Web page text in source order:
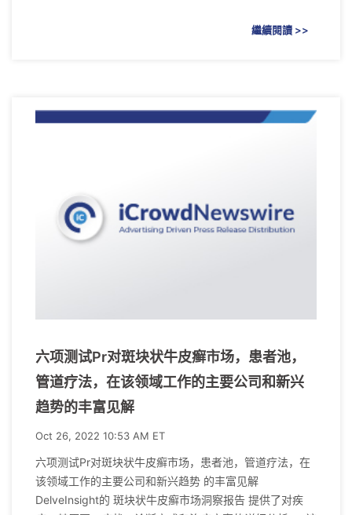
繼續閱讀 >>
六项测试Pr对斑块状牛皮癣市场，患者池，
管道疗法，在该领域工作的主要公司和新兴
趋势的丰富见解
Oct 26, 2022 10:53 AM ET
六项测试Pr对斑块状牛皮癣市场，患者池，管道疗法，在
该领域工作的主要公司和新兴趋势 的丰富见解
DelveInsight的 斑块状牛皮癣市场洞察报告 提供了对疾